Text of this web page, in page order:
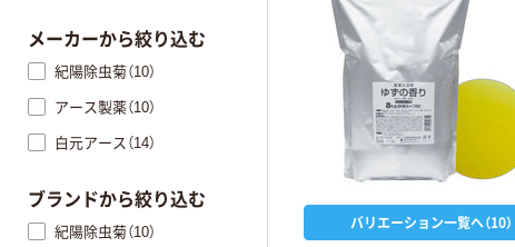
バリエーション一覧へ（10）
メーカーから絞り込む
紀陽除虫菊（10）
アース製薬（10）
白元アース（14）
ブランドから絞り込む
紀陽除虫菊（10）